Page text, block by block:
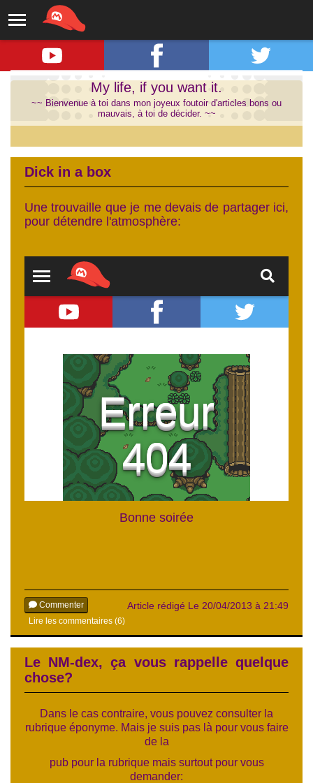
My life, if you want it.
~~ Bienvenue à toi dans mon joyeux foutoir d'articles bons ou
mauvais, à toi de décider. ~~
Dick in a box
Une trouvaille que je me devais de partager ici,
pour détendre l'atmosphère:
Bonne soirée
Article rédigé Le 20/04/2013 à 21:49
Commenter
Lire les commentaires (6)
Le NM-dex, ça vous rappelle quelque
chose?
Dans le cas contraire, vous pouvez consulter la
rubrique éponyme. Mais je suis pas là pour vous faire
de la
pub pour la rubrique mais surtout pour vous
demander: